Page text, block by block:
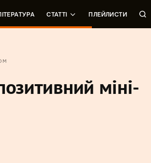
СТАТТІ ПЛЕЙЛИСТИ
міні-